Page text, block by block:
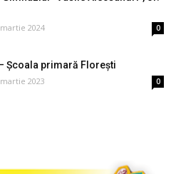
2024 0
Școala primară Florești
2023 0